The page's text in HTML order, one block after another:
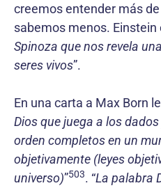
creemos entender más
sabemos menos. Einstein
Spinoza que nos revela
seres vivos”.
En una carta a Max Born
Dios que juega a los
orden completos en un
objetivamente (leyes
universo)”503. “La palabra